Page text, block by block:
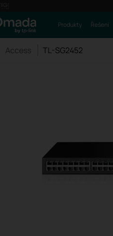
Produkty Řešení
Access TL-SG2452